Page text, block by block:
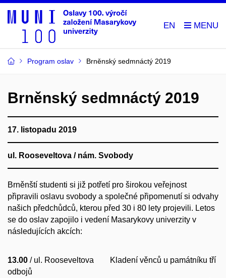
EN
Program oslav Brněnský sedmnáctý 2019
Brněnský sedmnáctý 2019
17. listopadu 2019
ul. Rooseveltova / nám. Svobody
Brněnští studenti si již potřetí pro širokou veřejnost
připravili oslavu svobody a společné připomenutí si odvahy
našich předchůdců, kterou před 30 i 80 lety projevili. Letos
se do oslav zapojilo i vedení Masarykovy univerzity v
následujících akcích:
13.00 / ul. Rooseveltova Kladení věnců u památníku tří
odbojů